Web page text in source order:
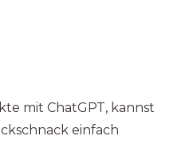
mit ChatGPT, kannst
einfach